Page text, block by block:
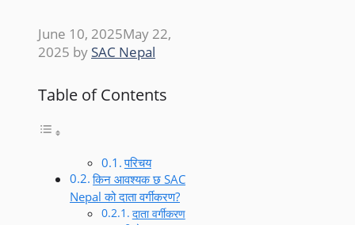
June 10, 2025May 22,
2025 by SAC Nepal
Table of Contents
परिचय
किन आवश्यक छ SAC
Nepal को दाता वर्गीकरण?
दाता वर्गीकरण